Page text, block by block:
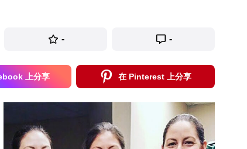
- -
上分享 在 Pinterest 上分享